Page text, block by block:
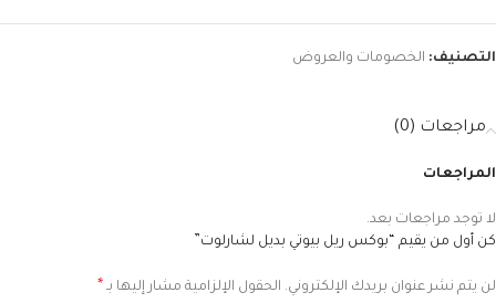
التصنيف: الخصومات والعروض
مراجعات (0)
المراجعات
لا توجد مراجعات بعد.
كن أول من يقيم “بوكس ريل بيوتي بديل لشارلوت”
لن يتم نشر عنوان بريدك الإلكتروني. الحقول الإلزامية مشار إليها بـ *